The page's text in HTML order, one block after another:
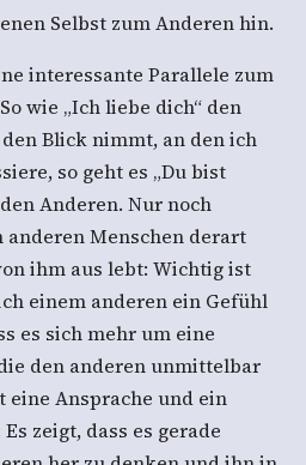
Selbst zum Anderen hin.
interessante Parallele zum
wie „Ich liebe dich“ den
Blick nimmt, an den ich
so geht es „Du bist
Anderen. Nur noch
Menschen derart
ihm aus lebt: Wichtig ist
einem anderen ein Gefühl
es sich mehr um eine
den anderen unmittelbar
eine Ansprache und ein
zeigt, dass es gerade